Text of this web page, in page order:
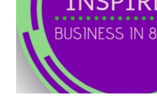
Starterscommunity van Let's get ins
Online netwerken